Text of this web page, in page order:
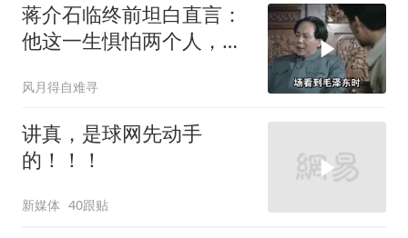
蒋介石临终前坦白直言：
他这一生惧怕两个人，却
风月得自难寻
讲真，是球网先动手
的！！！
新媒体 40跟贴